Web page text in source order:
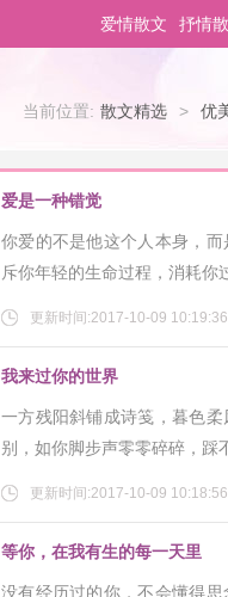
爱情散文 抒情
当前位置: 散文精选 > 优
爱是一种错觉
你爱的不是他这个人本身，
斥你年轻的生命过程，消耗你
更新时间:2017-10-09 10:19:36
我来过你的世界
一方残阳斜铺成诗笺，暮色
别，如你脚步声零零碎碎，踩
更新时间:2017-10-09 10:18:56
等你，在我有生的每一天里
没有经历过的你，不会懂得